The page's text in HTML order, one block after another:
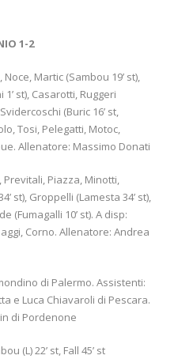
1-2
Noce, Martic (Sambou 19’ st),
st), Casarotti, Ruggeri
(Buric 16’ st,
Tosi, Pelegatti, Motoc,
Allenatore: Massimo Donati
Previtali, Piazza, Minotti,
st), Groppelli (Lamesta 34’ st),
(Fumagalli 10’ st). A disp:
Corno. Allenatore: Andrea
di Palermo. Assistenti:
e Luca Chiavaroli di Pescara.
di Pordenone
(L) 22’ st, Fall 45’ st